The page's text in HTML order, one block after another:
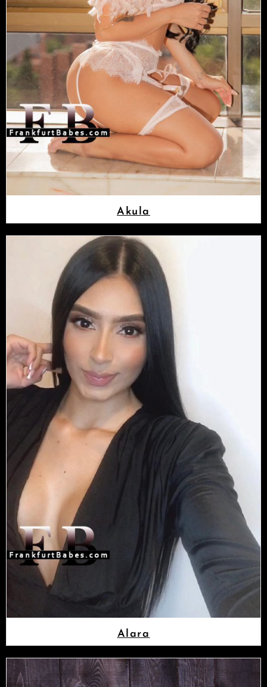
Akula
Alara